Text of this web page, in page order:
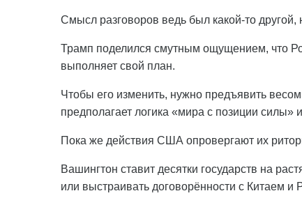
Смысл разговоров ведь был какой-то другой,
Трамп поделился смутным ощущением, что
выполняет свой план.
Чтобы его изменить, нужно предъявить
предполагает логика «мира с позиции силы»
Пока же действия США опровергают их
Вашингтон ставит десятки государств на
или выстраивать договорённости с Китаем и